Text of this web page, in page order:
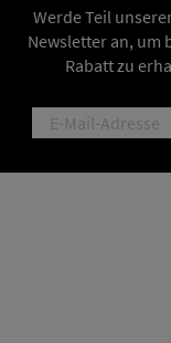
Werde Teil
Newsletter an, um
Rabatt zu